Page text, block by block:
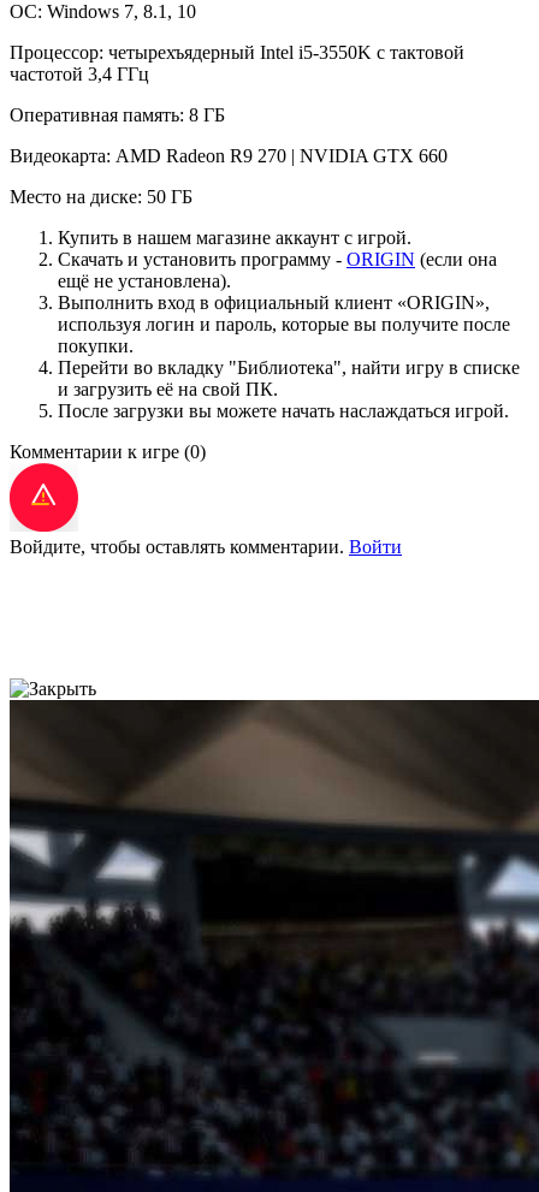
ОС: Windows 7, 8.1, 10
Процессор: четырехъядерный Intel i5-3550K с тактовой
частотой 3,4 ГГц
Оперативная память: 8 ГБ
Видеокарта: AMD Radeon R9 270 | NVIDIA GTX 660
Место на диске: 50 ГБ
Купить в нашем магазине аккаунт с игрой.
Скачать и установить программу - ORIGIN (если она
ещё не установлена).
Выполнить вход в официальный клиент «ORIGIN»,
используя логин и пароль, которые вы получите после
покупки.
Перейти во вкладку "Библиотека", найти игру в списке
и загрузить её на свой ПК.
После загрузки вы можете начать наслаждаться игрой.
Комментарии к игре (0)
Войдите, чтобы оставлять комментарии. Войти